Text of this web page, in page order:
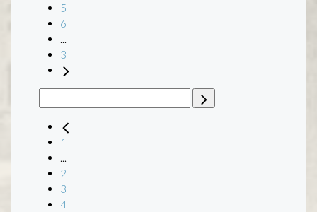
5
6
3
1
2
3
4